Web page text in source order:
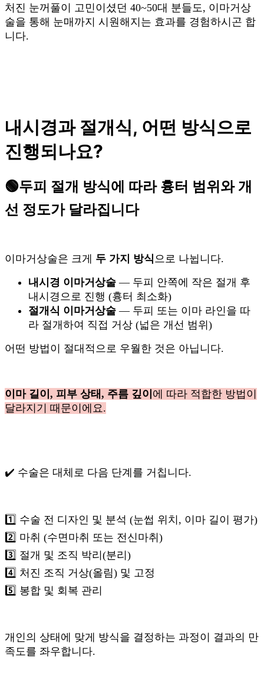
처진 눈꺼풀이 고민이셨던 40~50대 분들도, 이마거상
술을 통해 눈매까지 시원해지는 효과를 경험하시곤 합
니다.
내시경과 절개식, 어떤 방식으로
진행되나요?
🟢두피 절개 방식에 따라 흉터 범위와 개
선 정도가 달라집니다
이마거상술은 크게 두 가지 방식으로 나뉩니다.
내시경 이마거상술 — 두피 안쪽에 작은 절개 후
내시경으로 진행 (흉터 최소화)
절개식 이마거상술 — 두피 또는 이마 라인을 따
라 절개하여 직접 거상 (넓은 개선 범위)
어떤 방법이 절대적으로 우월한 것은 아닙니다.
이마 길이, 피부 상태, 주름 깊이 에 따라 적합한 방법이
달라지기 때문이에요.
✔️ 수술은 대체로 다음 단계를 거칩니다.
1️⃣ 수술 전 디자인 및 분석 (눈썹 위치, 이마 길이 평가)
2️⃣ 마취 (수면마취 또는 전신마취)
3️⃣ 절개 및 조직 박리(분리)
4️⃣ 처진 조직 거상(올림) 및 고정
5️⃣ 봉합 및 회복 관리
개인의 상태에 맞게 방식을 결정하는 과정이 결과의 만
족도를 좌우합니다.